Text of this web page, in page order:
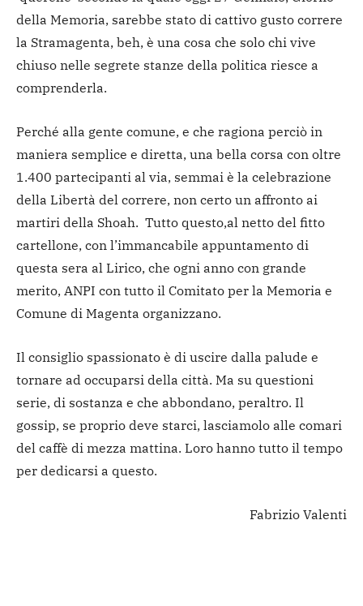
della Memoria, sarebbe stato di cattivo gusto correre
la Stramagenta, beh, è una cosa che solo chi vive
chiuso nelle segrete stanze della politica riesce a
comprenderla.
Perché alla gente comune, e che ragiona perciò in
maniera semplice e diretta, una bella corsa con oltre
1.400 partecipanti al via, semmai è la celebrazione
della Libertà del correre, non certo un affronto ai
martiri della Shoah. Tutto questo,al netto del fitto
cartellone, con l’immancabile appuntamento di
questa sera al Lirico, che ogni anno con grande
merito, ANPI con tutto il Comitato per la Memoria e
Comune di Magenta organizzano.
Il consiglio spassionato è di uscire dalla palude e
tornare ad occuparsi della città. Ma su questioni
serie, di sostanza e che abbondano, peraltro. Il
gossip, se proprio deve starci, lasciamolo alle comari
del caffè di mezza mattina. Loro hanno tutto il tempo
per dedicarsi a questo.
Fabrizio Valenti